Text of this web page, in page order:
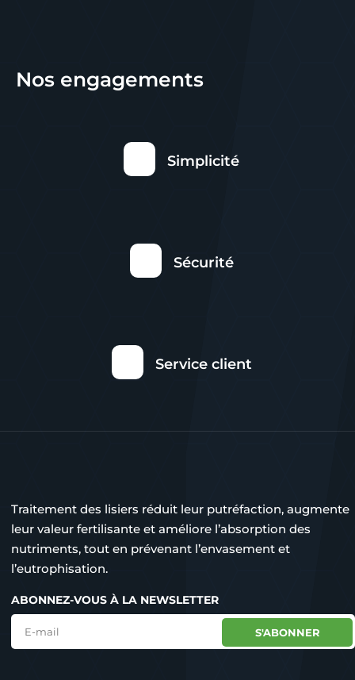
Nos engagements
Simplicité
Sécurité
Service client
Traitement des lisiers réduit leur putréfaction, augmente
leur valeur fertilisante et améliore l’absorption des
nutriments, tout en prévenant l’envasement et
l’eutrophisation.
ABONNEZ-VOUS À LA NEWSLETTER
S'ABONNER